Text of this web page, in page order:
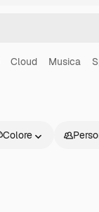
Cloud Musica
Colore